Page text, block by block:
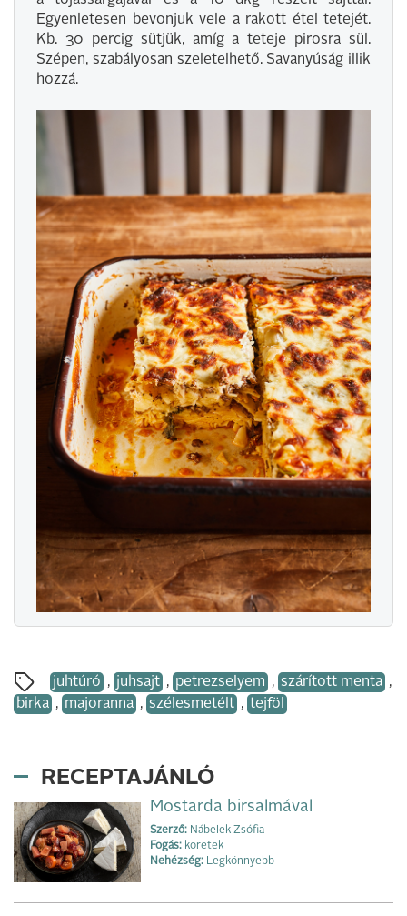
Egyenletesen bevonjuk vele a rakott étel tetejét.
Kb. 30 percig sütjük, amíg a teteje pirosra sül.
Szépen, szabályosan szeletelhető. Savanyúság illik
hozzá.
juhtúró , juhsajt , petrezselyem , szárított menta ,
birka , majoranna , szélesmetélt , tejföl
RECEPTAJÁNLÓ
Mostarda birsalmával
Szerző: Nábelek Zsófia
Fogás: köretek
Nehézség: Legkönnyebb